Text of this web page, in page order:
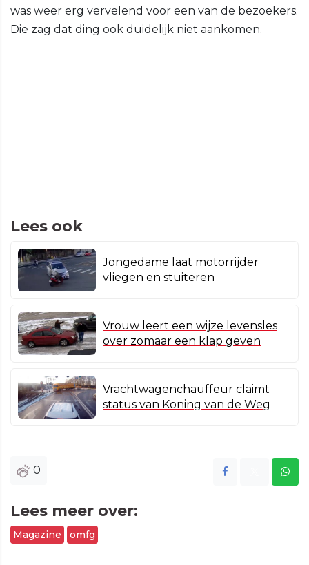
was weer erg vervelend voor een van de bezoekers.
Die zag dat ding ook duidelijk niet aankomen.
Lees ook
Jongedame laat motorrijder
vliegen en stuiteren
Vrouw leert een wijze levensles
over zomaar een klap geven
Vrachtwagenchauffeur claimt
status van Koning van de Weg
0
Lees meer over:
Magazine omfg